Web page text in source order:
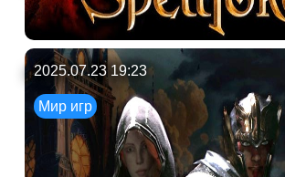
2025.07.23 19:23
Мир игр